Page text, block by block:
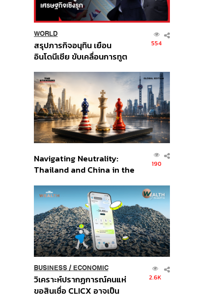
WORLD
สรุปภารกิจอนุทิน เยือน
อินโดนีเซีย ขับเคลื่อนการทูต
ส่วนยุทธศาสตร์ไทย –
อินโดนีเซีย
554
Navigating Neutrality:
Thailand and China in the
Order
190
BUSINESS/ ECONOMIC
วิเคราะห์ปรากฏการณ์คนแห่
ขอสินเชื่อ CLICX อาจเป็น
2.6K